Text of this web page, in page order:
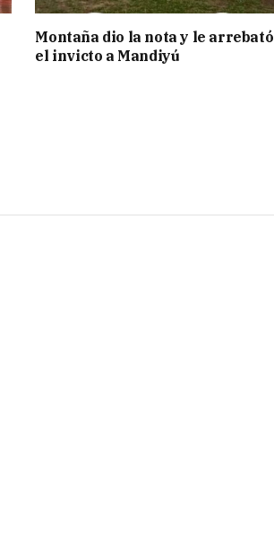
Montaña dio la nota y le arrebató
el invicto a Mandiyú